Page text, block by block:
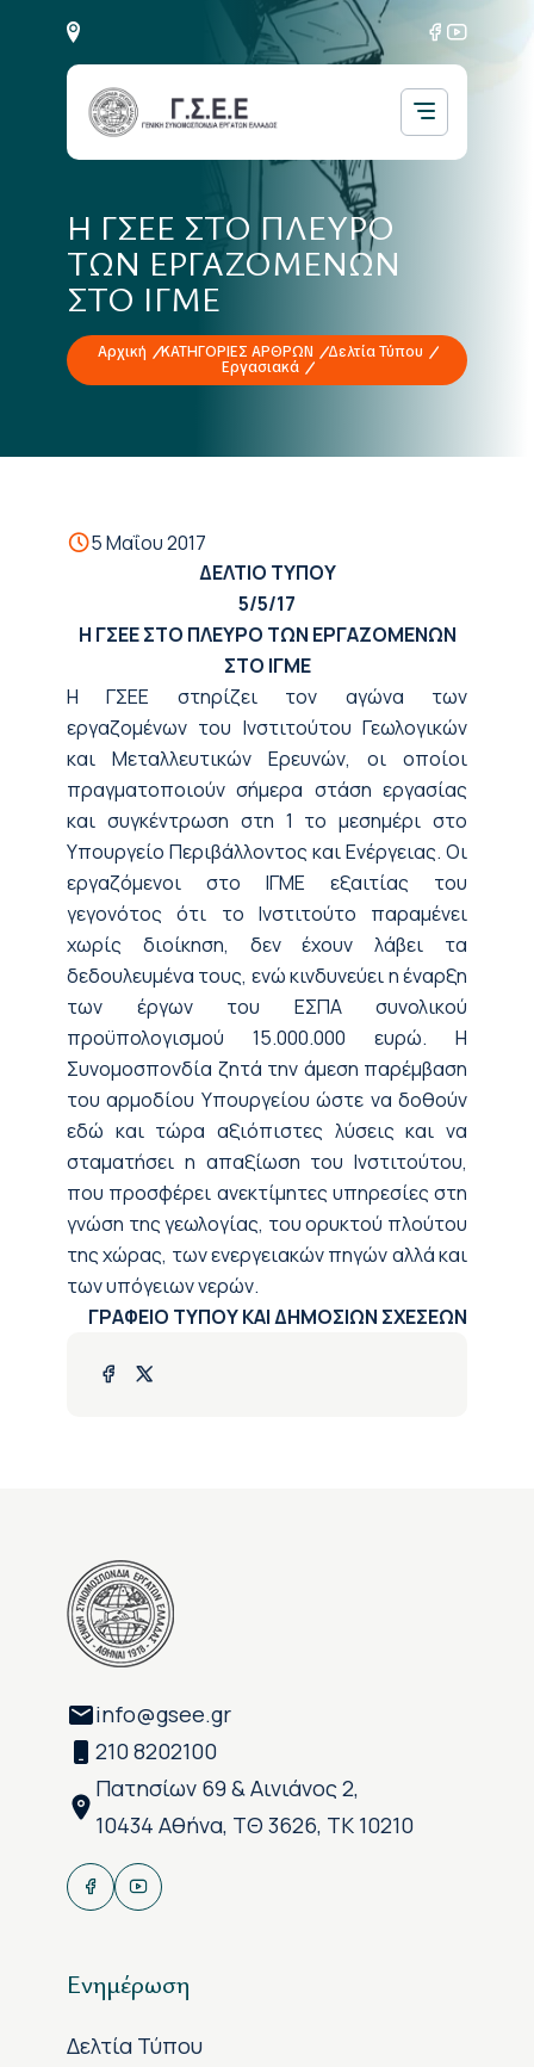
Η ΓΣΕΕ ΣΤΟ ΠΛΕΥΡΟ
ΤΩΝ ΕΡΓΑΖΟΜΕΝΩΝ
ΣΤΟ ΙΓΜΕ
Αρχική ΚΑΤΗΓΟΡΙΕΣ ΑΡΘΡΩΝ
Δελτία Τύπου
Εργασιακά
5 Μαΐου 2017
ΔΕΛΤΙΟ ΤΥΠΟΥ
5/5/17
Η ΓΣΕΕ ΣΤΟ ΠΛΕΥΡΟ ΤΩΝ ΕΡΓΑΖΟΜΕΝΩΝ
ΣΤΟ ΙΓΜΕ
Η ΓΣΕΕ στηρίζει τον αγώνα των
εργαζομένων του Ινστιτούτου Γεωλογικών
και Μεταλλευτικών Ερευνών, οι οποίοι
πραγματοποιούν σήμερα στάση εργασίας
και συγκέντρωση στη 1 το μεσημέρι στο
Υπουργείο Περιβάλλοντος και Ενέργειας. Οι
εργαζόμενοι στο ΙΓΜΕ εξαιτίας του
γεγονότος ότι το Ινστιτούτο παραμένει
χωρίς διοίκηση, δεν έχουν λάβει τα
δεδουλευμένα τους, ενώ κινδυνεύει η έναρξη
των έργων του ΕΣΠΑ συνολικού
προϋπολογισμού 15.000.000 ευρώ. Η
Συνομοσπονδία ζητά την άμεση παρέμβαση
του αρμοδίου Υπουργείου ώστε να δοθούν
εδώ και τώρα αξιόπιστες λύσεις και να
σταματήσει η απαξίωση του Ινστιτούτου,
που προσφέρει ανεκτίμητες υπηρεσίες στη
γνώση της γεωλογίας, του ορυκτού πλούτου
της χώρας, των ενεργειακών πηγών αλλά και
των υπόγειων νερών.
ΓΡΑΦΕΙΟ ΤΥΠΟΥ ΚΑΙ ΔΗΜΟΣΙΩΝ ΣΧΕΣΕΩΝ
info@gsee.gr
210 8202100
Πατησίων 69 & Αινιάνος 2,
10434 Αθήνα, ΤΘ 3626, ΤΚ 10210
Ενημέρωση
Δελτία Τύπου